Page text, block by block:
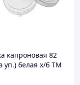
капроновая 82
уп.) белая х/б ТМ